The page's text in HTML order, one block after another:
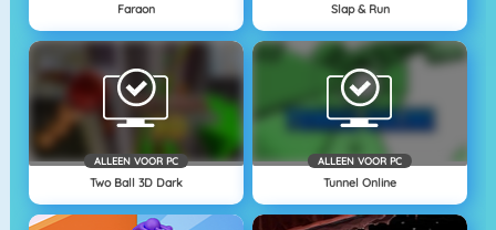
Faraon Slap & Run
ALLEEN VOOR PC
Two Ball 3D Dark
ALLEEN VOOR PC
Tunnel Online